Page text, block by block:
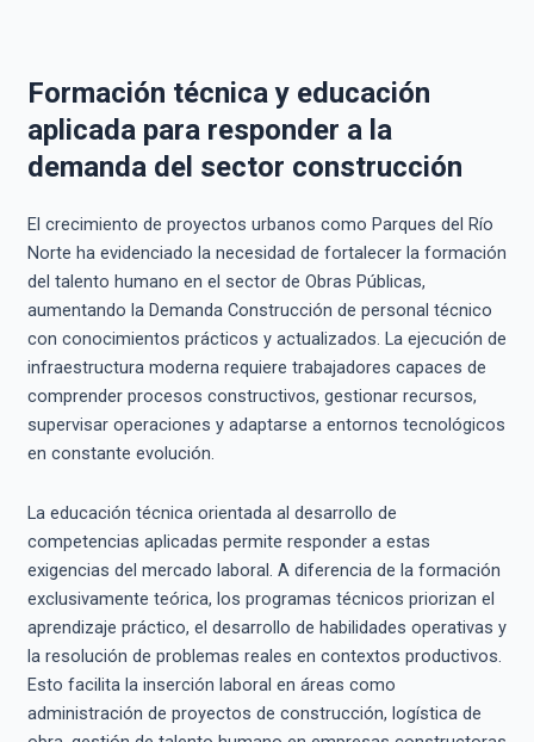
Formación técnica y educación
aplicada para responder a la
demanda del sector construcción
El crecimiento de proyectos urbanos como Parques del Río
Norte ha evidenciado la necesidad de fortalecer la formación
del talento humano en el sector de Obras Públicas,
aumentando la Demanda Construcción de personal técnico
con conocimientos prácticos y actualizados. La ejecución de
infraestructura moderna requiere trabajadores capaces de
comprender procesos constructivos, gestionar recursos,
supervisar operaciones y adaptarse a entornos tecnológicos
en constante evolución.
La educación técnica orientada al desarrollo de
competencias aplicadas permite responder a estas
exigencias del mercado laboral. A diferencia de la formación
exclusivamente teórica, los programas técnicos priorizan el
aprendizaje práctico, el desarrollo de habilidades operativas y
la resolución de problemas reales en contextos productivos.
Esto facilita la inserción laboral en áreas como
administración de proyectos de construcción, logística de